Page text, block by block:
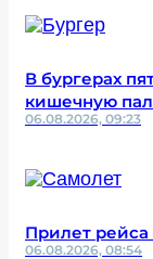
В бургерах
кишечную
06.08.2026, 09:23
Прилет
06.08.2026, 08:54